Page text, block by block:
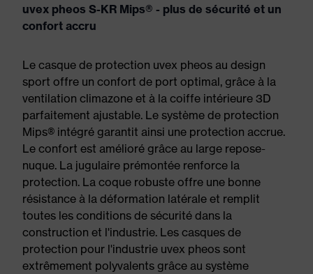
uvex pheos S-KR Mips® - plus de sécurité et un
confort accru
Le casque de protection uvex pheos au design
sport offre un confort de port optimal, grâce à la
ventilation climazone et à la coiffe intérieure 3D
parfaitement ajustable. Le système de protection
Mips® intégré garantit ainsi une protection accrue.
Le confort est amélioré grâce au large repose-
nuque. La jugulaire prémontée renforce la
protection. La coque robuste offre une bonne
résistance à la déformation latérale et remplit
toutes les conditions de sécurité dans la
construction et l'industrie. Les casques de
protection pour l'industrie uvex pheos sont
extrêmement polyvalents grâce au système